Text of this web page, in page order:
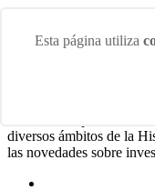
Esta página utiliza
diversos ámbitos de la
las novedades sobre